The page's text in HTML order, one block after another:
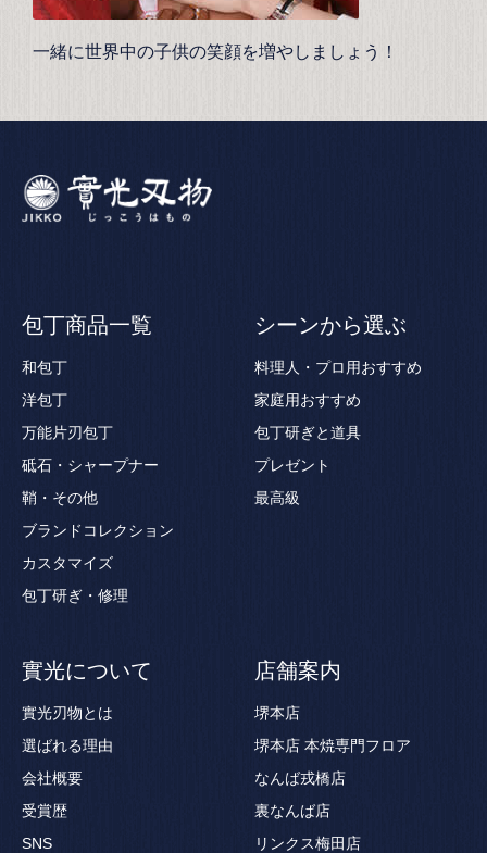
一緒に世界中の子供の笑顔を増やしましょう！
包丁商品一覧
和包丁
洋包丁
万能片刃包丁
砥石・シャープナー
鞘・その他
ブランドコレクション
カスタマイズ
包丁研ぎ・修理
シーンから選ぶ
料理人・プロ用おすすめ
家庭用おすすめ
包丁研ぎと道具
プレゼント
最高級
實光について
實光刃物とは
選ばれる理由
会社概要
受賞歴
SNS
店舗案内
堺本店
堺本店 本焼専門フロア
なんば戎橋店
裏なんば店
リンクス梅田店